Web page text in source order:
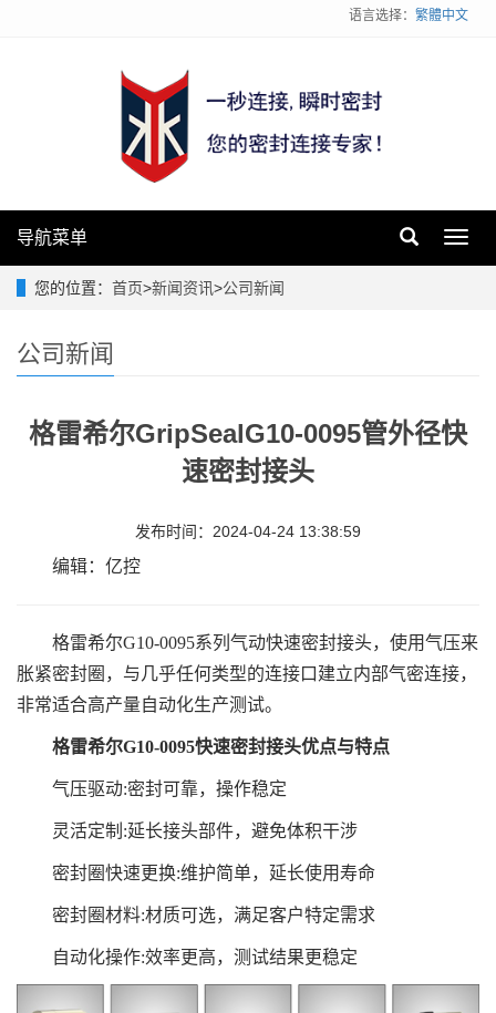
语言选择： 繁體中文
导航菜单
您的位置： 首页>新闻资讯>公司新闻
公司新闻
格雷希尔GripSealG10-0095管外径快
速密封接头
发布时间：2024-04-24 13:38:59
编辑：亿控
格雷希尔G10-0095系列气动快速密封接头，使用气压来
胀紧密封圈，与几乎任何类型的连接口建立内部气密连接，
非常适合高产量自动化生产测试。
格雷希尔G10-0095快速密封接头优点与特点
气压驱动:密封可靠，操作稳定
灵活定制:延长接头部件，避免体积干涉
密封圈快速更换:维护简单，延长使用寿命
密封圈材料:材质可选，满足客户特定需求
自动化操作:效率更高，测试结果更稳定